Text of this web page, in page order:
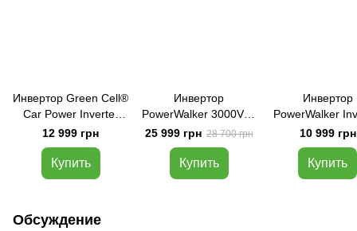
Инвертор Green Cell®
Car Power Inverter
Converter 12V to 230V
1000W/2000W Pure
sine
12 999 грн
Купить
Инвертор
PowerWalker 3000VA /
3000W, 230V AC, 24V
DC
25 999 грн 28 700 грн
Купить
Инвертор
PowerWalker
700 PSW10 999 грн
Купить
Обсуждение